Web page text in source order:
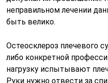
редко. Чаще всего он
уже приходит с травмой,
усталости, которое
Также может быть